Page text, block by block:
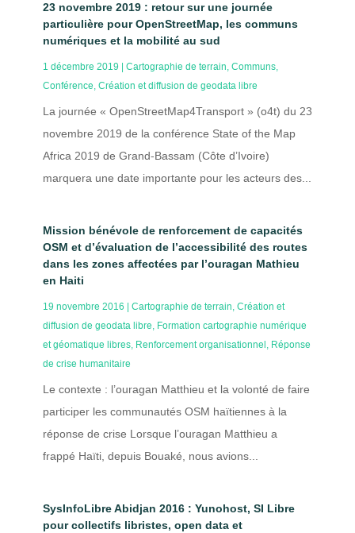
23 novembre 2019 : retour sur une journée
particulière pour OpenStreetMap, les communs
numériques et la mobilité au sud
1 décembre 2019 Cartographie de terrain, Communs,
Conférence, Création et diffusion de geodata libre
La journée « OpenStreetMap4Transport » (o4t) du 23
novembre 2019 de la conférence State of the Map
Africa 2019 de Grand-Bassam (Côte d’Ivoire)
marquera une date importante pour les acteurs des...
Mission bénévole de renforcement de capacités
OSM et d’évaluation de l’accessibilité des routes
dans les zones affectées par l’ouragan Mathieu
en Haiti
19 novembre 2016 Cartographie de terrain, Création et
diffusion de geodata libre, Formation cartographie numérique
et géomatique libres, Renforcement organisationnel , Réponse
de crise humanitaire
Le contexte : l’ouragan Matthieu et la volonté de faire
participer les communautés OSM haïtiennes à la
réponse de crise Lorsque l’ouragan Matthieu a
frappé Haïti, depuis Bouaké, nous avions...
SysInfoLibre Abidjan 2016 : Yunohost, SI Libre
pour collectifs libristes, open data et